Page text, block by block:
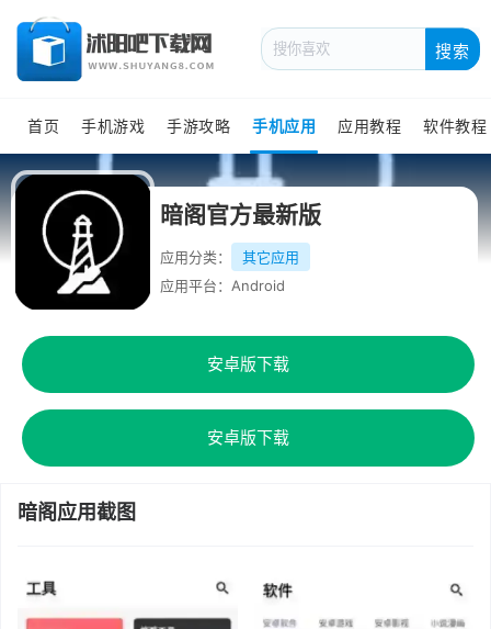
搜索
首页 手机游戏 手游攻略 手机应用 应用教程 软件教程
暗阁官方最新版
应用分类：
其它应用
应用平台：Android
安卓版下载
安卓版下载
暗阁应用截图